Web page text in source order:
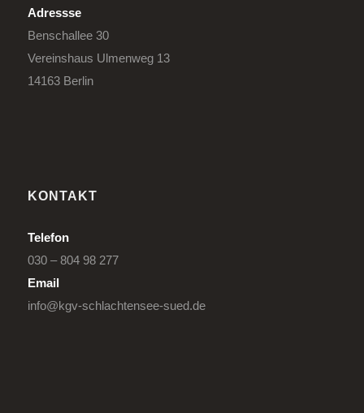
Adressse
Benschallee 30
Vereinshaus Ulmenweg 13
14163 Berlin
KONTAKT
Telefon
030 – 804 98 277
Email
info@kgv-schlachtensee-sued.de